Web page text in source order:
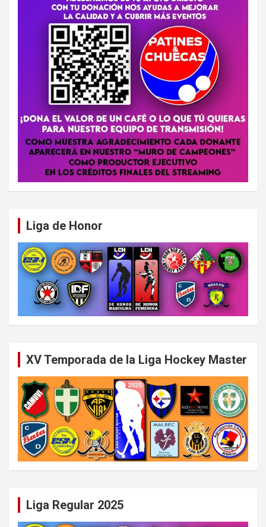
Liga de Honor
XV Temporada de la Liga Hockey Master
Liga Regular 2025